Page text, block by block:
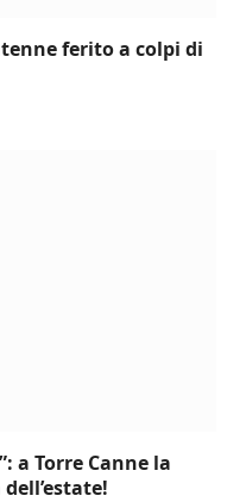
ferito a colpi di
a Torre Canne la